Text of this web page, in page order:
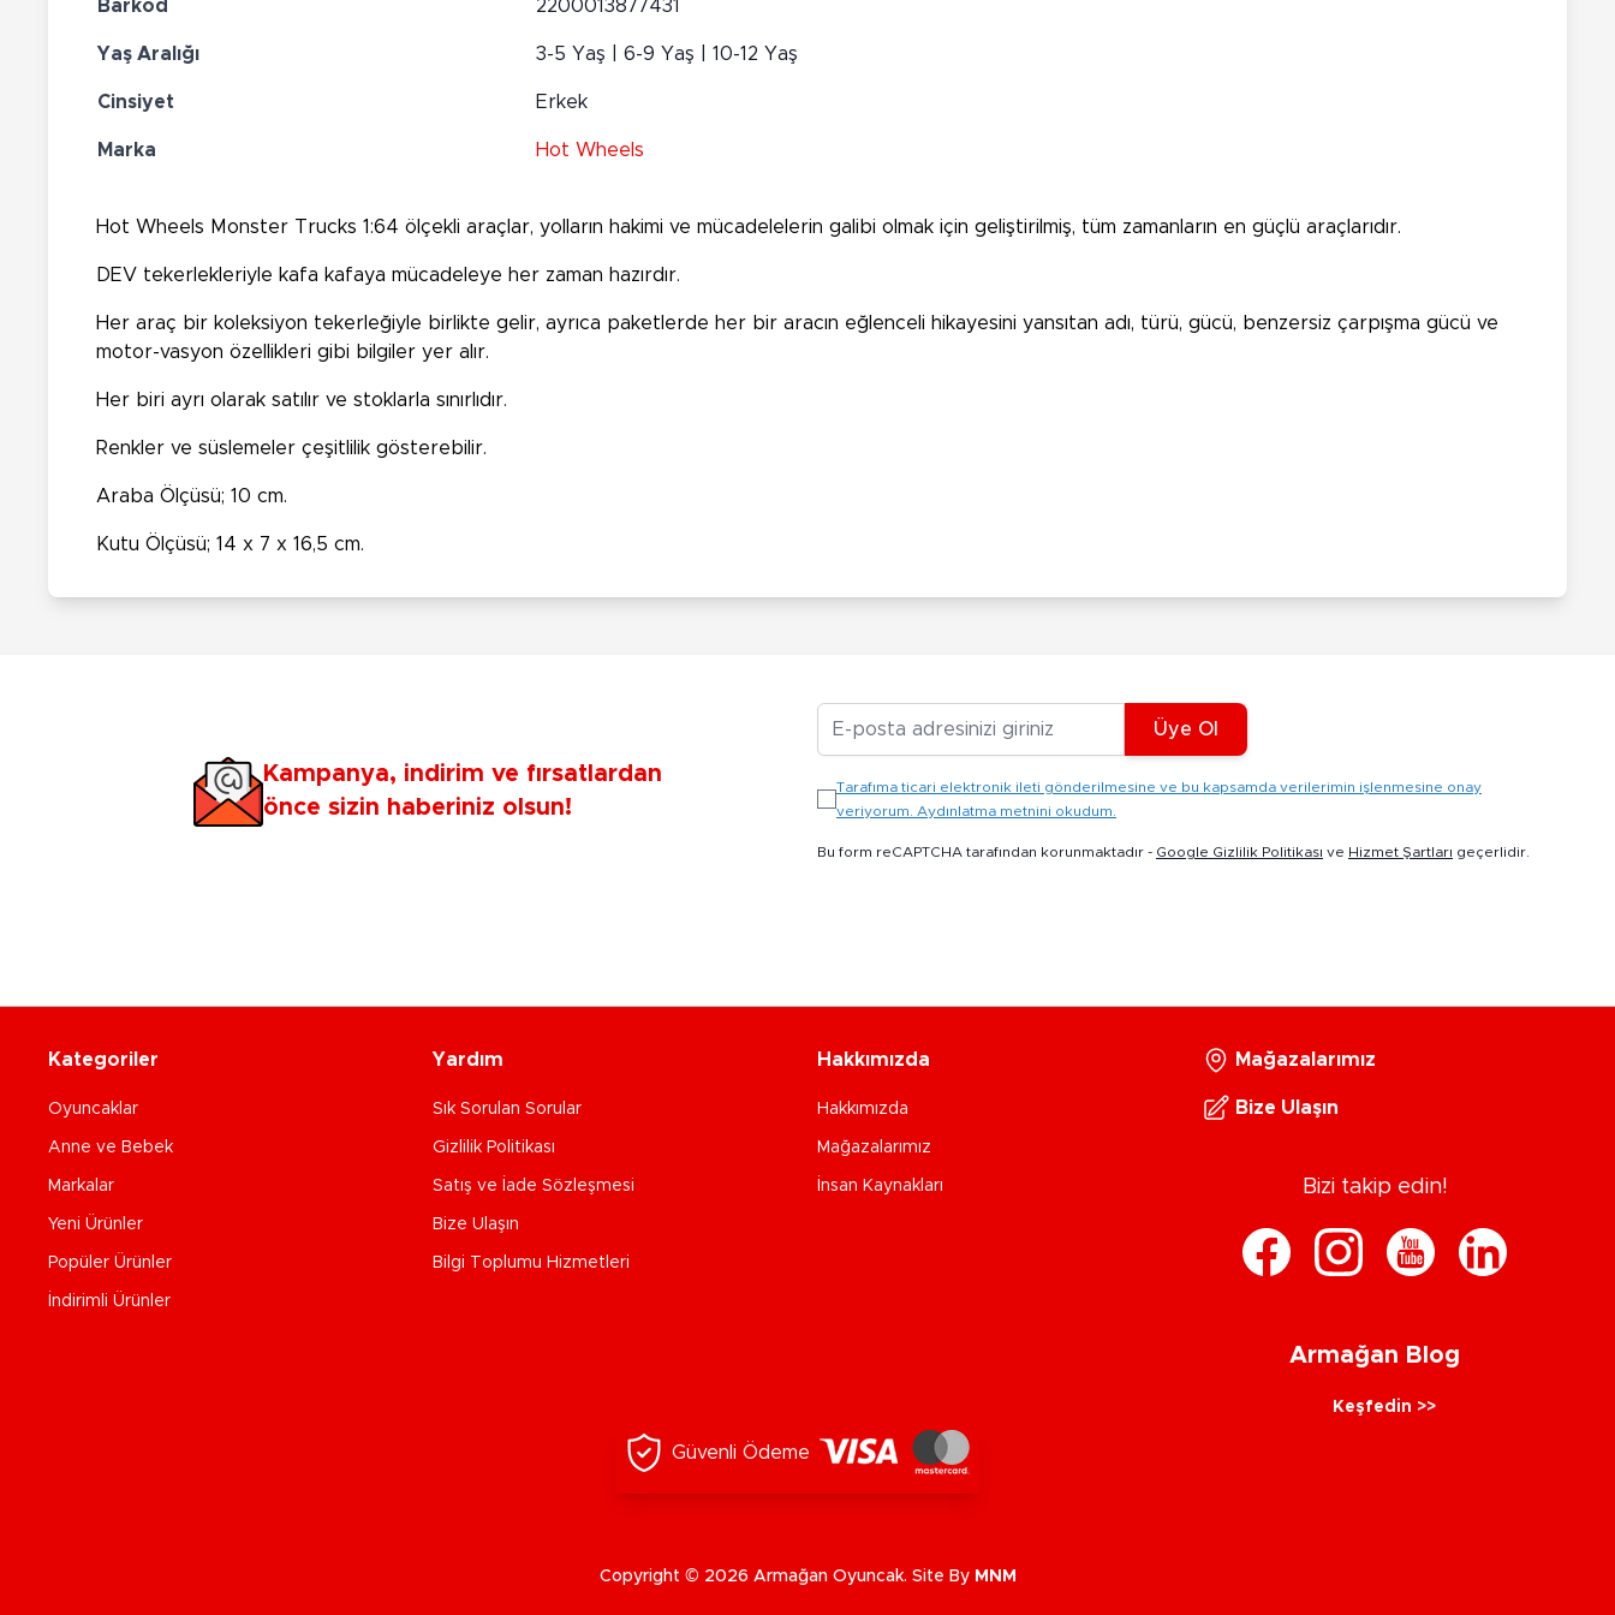
Barkod 2200013877431
Yaş Aralığı 3-5 Yaş | 6-9 Yaş | 10-12 Yaş
Cinsiyet Erkek
Marka Hot Wheels
Hot Wheels Monster Trucks 1:64 ölçekli araçlar, yolların hakimi ve mücadelelerin galibi olmak için geliştirilmiş, tüm zamanların en güçlü araçlarıdır.
DEV tekerlekleriyle kafa kafaya mücadeleye her zaman hazırdır.
Her araç bir koleksiyon tekerleğiyle birlikte gelir, ayrıca paketlerde her bir aracın eğlenceli hikayesini yansıtan adı, türü, gücü, benzersiz çarpışma gücü ve
motor-vasyon özellikleri gibi bilgiler yer alır.
Her biri ayrı olarak satılır ve stoklarla sınırlıdır.
Renkler ve süslemeler çeşitlilik gösterebilir.
Araba Ölçüsü; 10 cm.
Kutu Ölçüsü; 14 x 7 x 16,5 cm.
Kampanya, indirim ve fırsatlardan
önce sizin haberiniz olsun!
E-posta Adresiniz
Üye Ol
Tarafıma ticari elektronik ileti gönderilmesine ve bu kapsamda verilerimin işlenmesine onay
veriyorum. Aydınlatma metnini okudum.
Bu form reCAPTCHA tarafından korunmaktadır - Google Gizlilik Politikası ve Hizmet Şartları geçerlidir.
Kategoriler
Oyuncaklar
Anne ve Bebek
Markalar
Yeni Ürünler
Popüler Ürünler
İndirimli Ürünler
Yardım
Sık Sorulan Sorular
Gizlilik Politikası
Satış ve İade Sözleşmesi
Bize Ulaşın
Bilgi Toplumu Hizmetleri
Hakkımızda
Hakkımızda
Mağazalarımız
İnsan Kaynakları
Mağazalarımız
Bize Ulaşın
Bizi takip edin!
Armağan Blog
Keşfedin >>
Güvenli Ödeme
Copyright © 2026 Armağan Oyuncak. Site By MNM